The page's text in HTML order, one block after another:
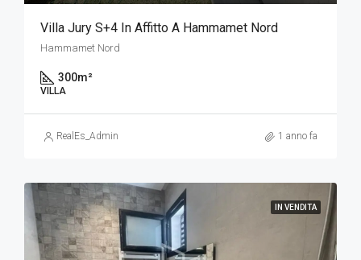
Villa Jury S+4 In Affitto A Hammamet Nord
Hammamet Nord
300m²
VILLA
RealEs_Admin 1 anno fa
IN VENDITA